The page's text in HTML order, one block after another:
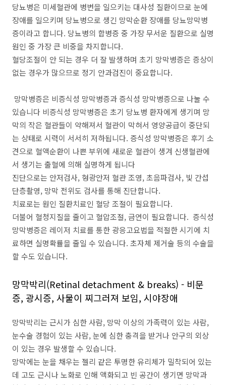
당뇨병은 미세혈관에 병변을 일으키는 대사성 질환이므로 눈에
장애를 일으키며 당뇨병으로 생긴 망막순환 장애를 당뇨망막병
증이라고 합니다. 당뇨병의 합병증 중 가장 무서운 질환으로 실명
원인 중 가장 큰 비중을 차지합니다.
혈당조절이 안 되는 경우 더 잘 발생하며 초기 망막병증은 증상이
없는 경우가 많으므로 정기 안과검진이 중요합니다.
망막병증은 비증식성 망막병증과 증식성 망막병증으로 나눌 수
있습니다 비증식성 망막병증은 초기 당뇨병 환자에게 생기며 망
막의 작은 혈관들이 약해져서 혈관이 막혀서 영양공급이 중단되
는 상태로 시력이 서서히 저하됩니다. 증식성 망막병증은 후기 소
견으로 혈액순환이 나쁜 부위에 새로운 혈관이 생겨 신생혈관에
서 생기는 출혈에 의해 실명하게 됩니다
진단으로는 안저검사, 형광안저 혈관 조영, 초음파검사, 빛 간섭
단층촬영, 망막 전위도 검사를 통해 진단합니다.
치료로는 원인 질환치료인 혈당 조절이 필요합니다.
더불어 혈청지질을 줄이고 혈압조절, 금연이 필요합니다. 증식성
망막병증은 레이저 치료를 통한 광응고요법을 적절한 시기에 치
료하면 실명확률을 줄일 수 있습니다. 초자체 제거술 등의 수술을
할 수도 있습니다.
망막박리(Retinal detachment & breaks) - 비문
증, 광시증, 사물이 찌그러져 보임, 시야장애
망막박리는 근시가 심한 사람, 망막 이상의 가족력이 있는 사람,
눈수술 경험이 있는 사람, 눈에 심한 충격을 받거나 안구의 외상
이 있는 경우 발생할 수 있습니다.
망막에는 눈을 채우는 젤리 같은 투명한 유리체가 밀착되어 있는
데 고도 근시나 노화로 인해 액화되고 빈 공간이 생기면 망막과